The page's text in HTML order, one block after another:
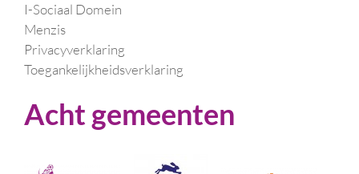
I-Sociaal Domein
Menzis
Privacyverklaring
Toegankelijkheidsverklaring
Acht gemeenten